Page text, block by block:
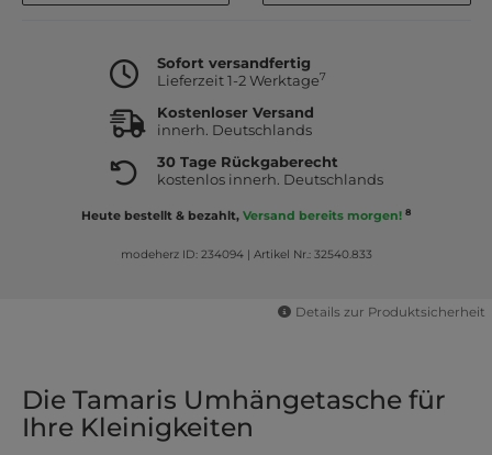
Sofort versandfertig
Lieferzeit 1-2 Werktage7
Kostenloser Versand
innerh. Deutschlands
30 Tage Rückgaberecht
kostenlos innerh. Deutschlands
Heute bestellt & bezahlt, Versand bereits morgen! 8
modeherz ID: 234094| Artikel Nr.: 32540.833
Details zur Produktsicherheit
Die Tamaris Umhängetasche für
Ihre Kleinigkeiten